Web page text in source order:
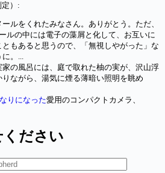
）:
ールをくれたみなさん。ありがとう。ただ、
ルの中には電子の藻屑と化して、お互いに
もあると思うので、「無視しやがった」な
。...
家の風呂には、庭で取れた柚の実が、沢山浮
ながら、湯気に煙る薄暗い照明を眺め
りになった愛用のコンパクトカメラ、
ください